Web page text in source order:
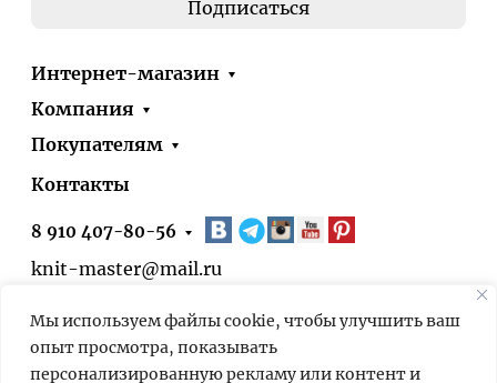
Мы используем файлы cookie, чтобы улучшить ваш
опыт просмотра, показывать
персонализированную рекламу или контент и
Интернет-магазин
Компания
Покупателям
Контакты
8 910 407-80-56
knit-master@mail.ru
* 24/7 – оформить заказ на сайте можно
круглосуточно. Выдача заказов в нашем
пункте выдачи – по предварительной